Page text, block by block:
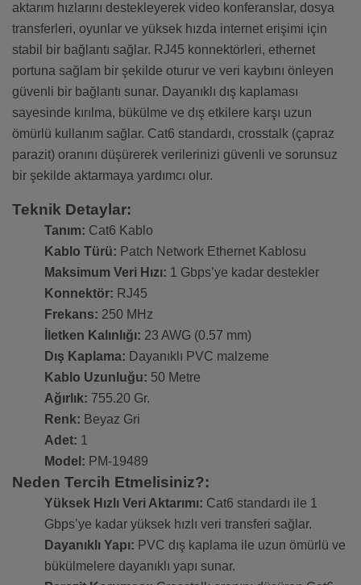
aktarım hızlarını destekleyerek video konferanslar, dosya
transferleri, oyunlar ve yüksek hızda internet erişimi için
stabil bir bağlantı sağlar. RJ45 konnektörleri, ethernet
portuna sağlam bir şekilde oturur ve veri kaybını önleyen
güvenli bir bağlantı sunar. Dayanıklı dış kaplaması
sayesinde kırılma, bükülme ve dış etkilere karşı uzun
ömürlü kullanım sağlar. Cat6 standardı, crosstalk (çapraz
parazit) oranını düşürerek verilerinizi güvenli ve sorunsuz
bir şekilde aktarmaya yardımcı olur.
Teknik Detaylar:
Tanım: Cat6 Kablo
Kablo Türü: Patch Network Ethernet Kablosu
Maksimum Veri Hızı: 1 Gbps’ye kadar destekler
Konnektör: RJ45
Frekans: 250 MHz
İletken Kalınlığı: 23 AWG (0.57 mm)
Dış Kaplama: Dayanıklı PVC malzeme
Kablo Uzunluğu: 50 Metre
Ağırlık: 755.20 Gr.
Renk: Beyaz Gri
Adet: 1
Model: PM-19489
Neden Tercih Etmelisiniz?:
Yüksek Hızlı Veri Aktarımı: Cat6 standardı ile 1
Gbps’ye kadar yüksek hızlı veri transferi sağlar.
Dayanıklı Yapı: PVC dış kaplama ile uzun ömürlü ve
bükülmelere dayanıklı yapı sunar.